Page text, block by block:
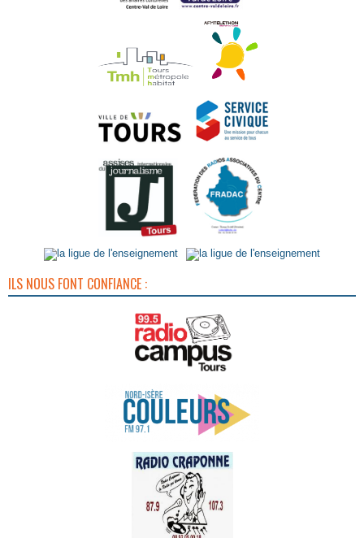
ILS NOUS FONT CONFIANCE :